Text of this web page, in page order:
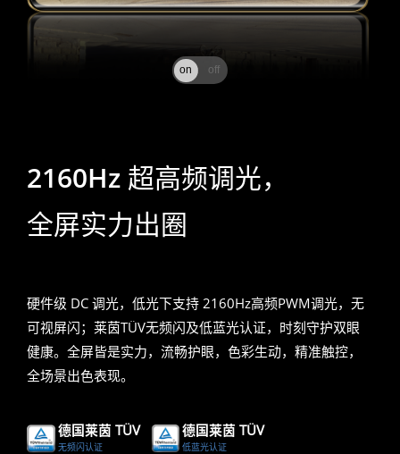
on off
2160Hz 超高频调光，
全屏实力出圈
硬件级 DC 调光，低光下支持 2160Hz高频PWM调光，无
可视屏闪；莱茵TÜV无频闪及低蓝光认证，时刻守护双眼
健康。全屏皆是实力，流畅护眼，色彩生动，精准触控，
全场景出色表现。
德国莱茵 TÜV
无频闪认证
德国莱茵 TÜV
低蓝光认证